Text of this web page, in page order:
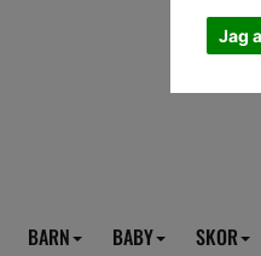
Jag
BARN BABY SKOR